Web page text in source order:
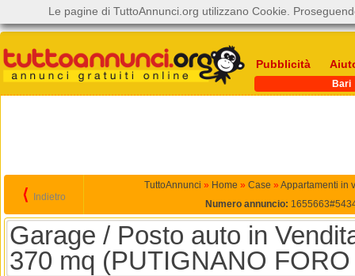
Pubblicità
Bari
⟨ Indietro
TuttoAnnunci » Home » Case » Appartamenti in
Numero annuncio:
Garage / Posto auto in
370 mq (PUTIGNANO FORO
Le pagine di TuttoAnnunci.org utilizzano Cookie.